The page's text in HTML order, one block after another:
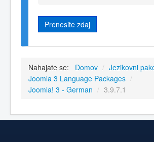
Prenesite zdaj
Nahajate se: Domov / Jezikovni
Joomla 3 Language Packages /
Joomla! 3 - German / 3.9.7.1